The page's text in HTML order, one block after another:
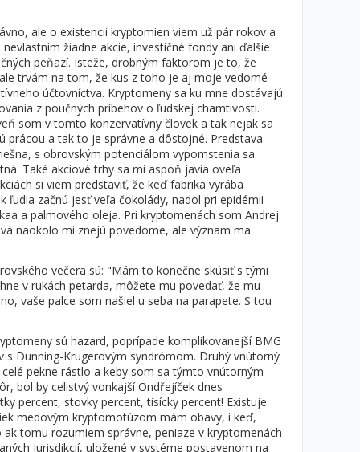
ale o existencii kryptomien viem už pár rokov a
žiadne akcie, investičné fondy ani ďalšie
peňazí. Isteže, drobným faktorom je to, že
trvám na tom, že kus z toho je aj moje vedomé
účtovníctva. Kryptomeny sa ku mne dostávajú
z poučných príbehov o ľudskej chamtivosti.
som v tomto konzervatívny človek a tak nejak sa
prácou a tak to je správne a dôstojné. Predstava
s obrovským potenciálom vypomstenia sa.
Také akciové trhy sa mi aspoň javia oveľa
si viem predstaviť, že keď fabrika vyrába
ľudia začnú jesť veľa čokolády, nadol pri epidémii
a palmového oleja. Pri kryptomenách som Andrej
naokolo mi znejú povedome, ale význam ma
večera sú: "Mám to konečne skúsiť s tými
v rukách petarda, môžete mu povedať, že mu
vaše palce som našiel u seba na parapete. S tou
sú hazard, poprípade komplikovanejší BMG
s Dunning-Krugerovým syndrómom. Druhý vnútorný
pekne rástlo a keby som sa týmto vnútorným
bol by celistvý vonkajší Ondřejíček dnes
percent, stovky percent, tisícky percent! Existuje
medovým kryptomotúzom mám obavy, i keď,
tomu rozumiem správne, peniaze v kryptomenách
jurisdikcií, uložené v systéme postavenom na